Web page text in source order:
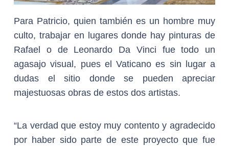
Para Patricio, quien también es un hombre muy
culto, trabajar en lugares donde hay pinturas de
Rafael o de Leonardo Da Vinci fue todo un
agasajo visual, pues el Vaticano es sin lugar a
dudas el sitio donde se pueden apreciar
majestuosas obras de estos dos artistas.
“La verdad que estoy muy contento y agradecido
por haber sido parte de este proyecto que fue